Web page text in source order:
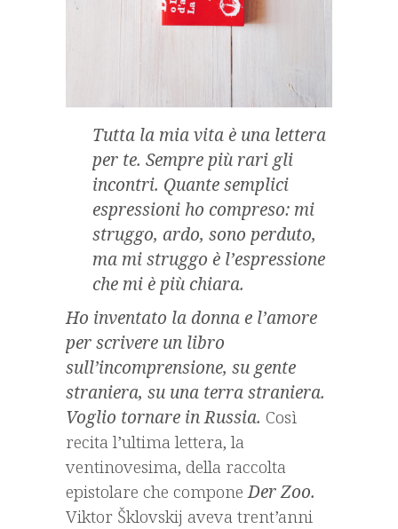
Tutta la mia vita è una lettera
per te. Sempre più rari gli
incontri. Quante semplici
espressioni ho compreso: mi
struggo, ardo, sono perduto,
ma mi struggo è l’espressione
che mi è più chiara.
Ho inventato la donna e l’amore
per scrivere un libro
sull’incomprensione, su gente
straniera, su una terra straniera.
Voglio tornare in Russia. Così
recita l’ultima lettera, la
ventinovesima, della raccolta
epistolare che componeDer Zoo.
Viktor Šklovskij aveva trent’anni